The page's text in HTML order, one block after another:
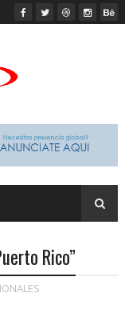
Rico”